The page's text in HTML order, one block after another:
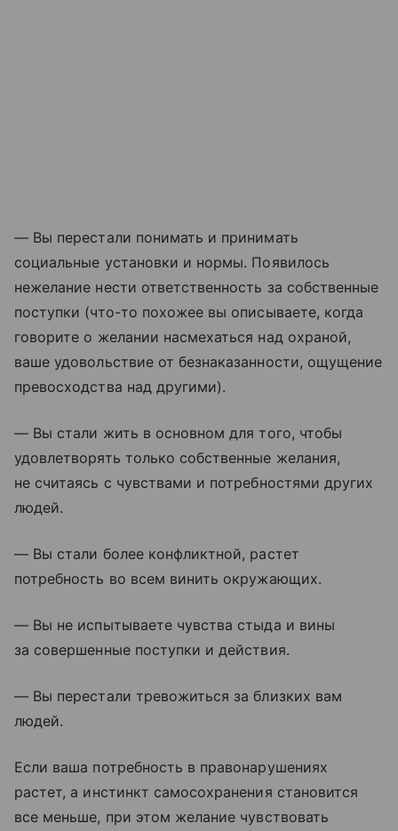
— Вы перестали понимать и принимать
социальные установки и нормы. Появилось
нежелание нести ответственность за собственные
поступки (что-то похожее вы описываете, когда
говорите о желании насмехаться над охраной,
ваше удовольствие от безнаказанности, ощущение
превосходства над другими).
— Вы стали жить в основном для того, чтобы
удовлетворять только собственные желания,
не считаясь с чувствами и потребностями других
людей.
— Вы стали более конфликтной, растет
потребность во всем винить окружающих.
— Вы не испытываете чувства стыда и вины
за совершенные поступки и действия.
— Вы перестали тревожиться за близких вам
людей.
Если ваша потребность в правонарушениях
растет, а инстинкт самосохранения становится
все меньше, при этом желание чувствовать